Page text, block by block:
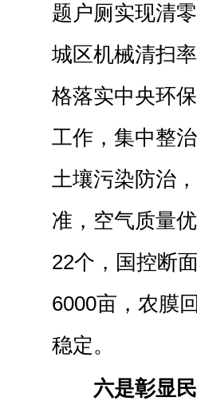
题户厕实现清
城区机械清扫
格落实中央环
工作，集中整
土壤污染防治
准，空气质量
22个，国控断
6000亩，农膜
稳定。
六是彰显